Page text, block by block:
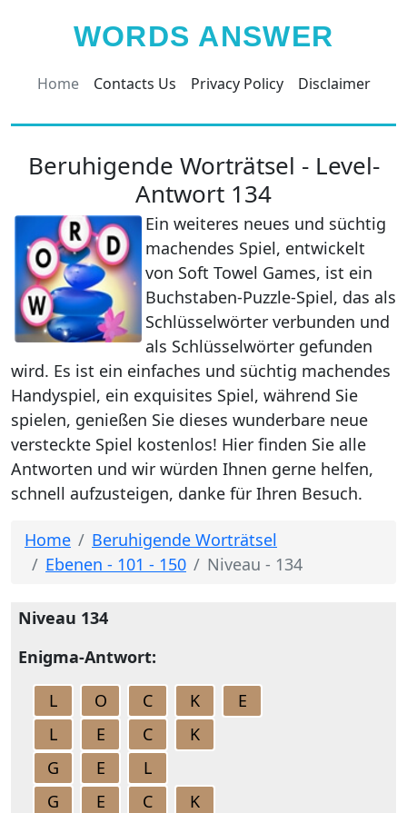
WORDS ANSWER
Home Contacts Us Privacy Policy Disclaimer
Beruhigende Worträtsel - Level-
Antwort 134
Ein weiteres neues und süchtig
machendes Spiel, entwickelt
von Soft Towel Games, ist ein
Buchstaben-Puzzle-Spiel, das als
Schlüsselwörter verbunden und
als Schlüsselwörter gefunden
wird. Es ist ein einfaches und süchtig machendes
Handyspiel, ein exquisites Spiel, während Sie
spielen, genießen Sie dieses wunderbare neue
versteckte Spiel kostenlos! Hier finden Sie alle
Antworten und wir würden Ihnen gerne helfen,
schnell aufzusteigen, danke für Ihren Besuch.
Home
Beruhigende Worträtsel
Ebenen - 101 - 150
Niveau - 134
Niveau 134
Enigma-Antwort:
L
O C K
E
L
E C
K
G
E
L
G
E C
K